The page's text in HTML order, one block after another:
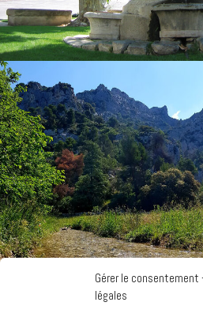
Gérer le consentement
légales